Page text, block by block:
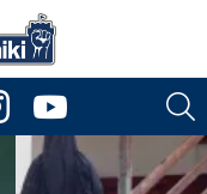
instagramyoutube